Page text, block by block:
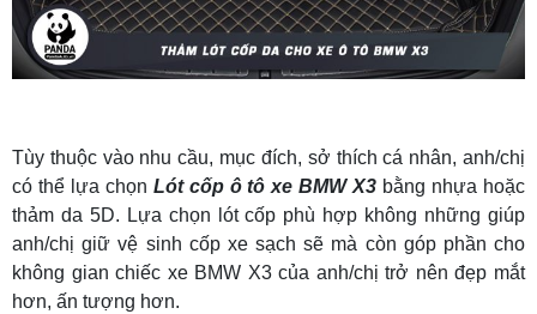
Tùy thuộc vào nhu cầu, mục đích, sở thích cá nhân, anh/chị
có thể lựa chọn Lót cốp ô tô xe BMW X3 bằng nhựa hoặc
thảm da 5D. Lựa chọn lót cốp phù hợp không những giúp
anh/chị giữ vệ sinh cốp xe sạch sẽ mà còn góp phần cho
không gian chiếc xe BMW X3 của anh/chị trở nên đẹp mắt
hơn, ấn tượng hơn.